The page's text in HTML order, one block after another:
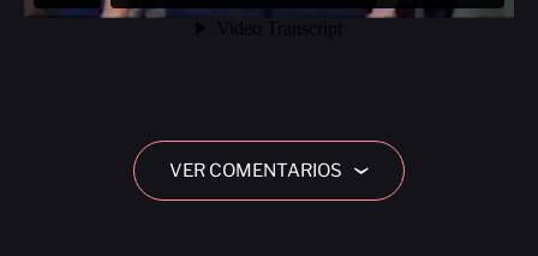
VER COMENTARIOS ›